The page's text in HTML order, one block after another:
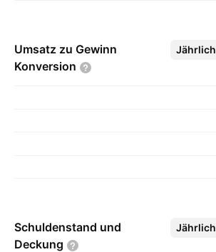
Umsatz zu Gewinn
Konversion
Jährlich
Mehr
Schuldenstand und
Deckung
Jährlich
Mehr